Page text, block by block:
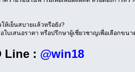
ห้เย็นสบายแล้วหรือยัง?
บเสนอราคา หรือปรึกษาผู้เชี่ยวชาญเพื่อเลือกขน
Line : @win18